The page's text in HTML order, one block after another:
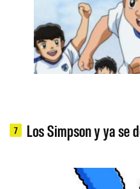
7 Los Simpson y ya se